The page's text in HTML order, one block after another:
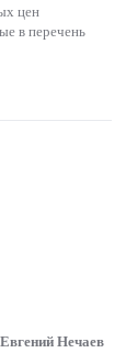
цен
в перечень
Нечаев